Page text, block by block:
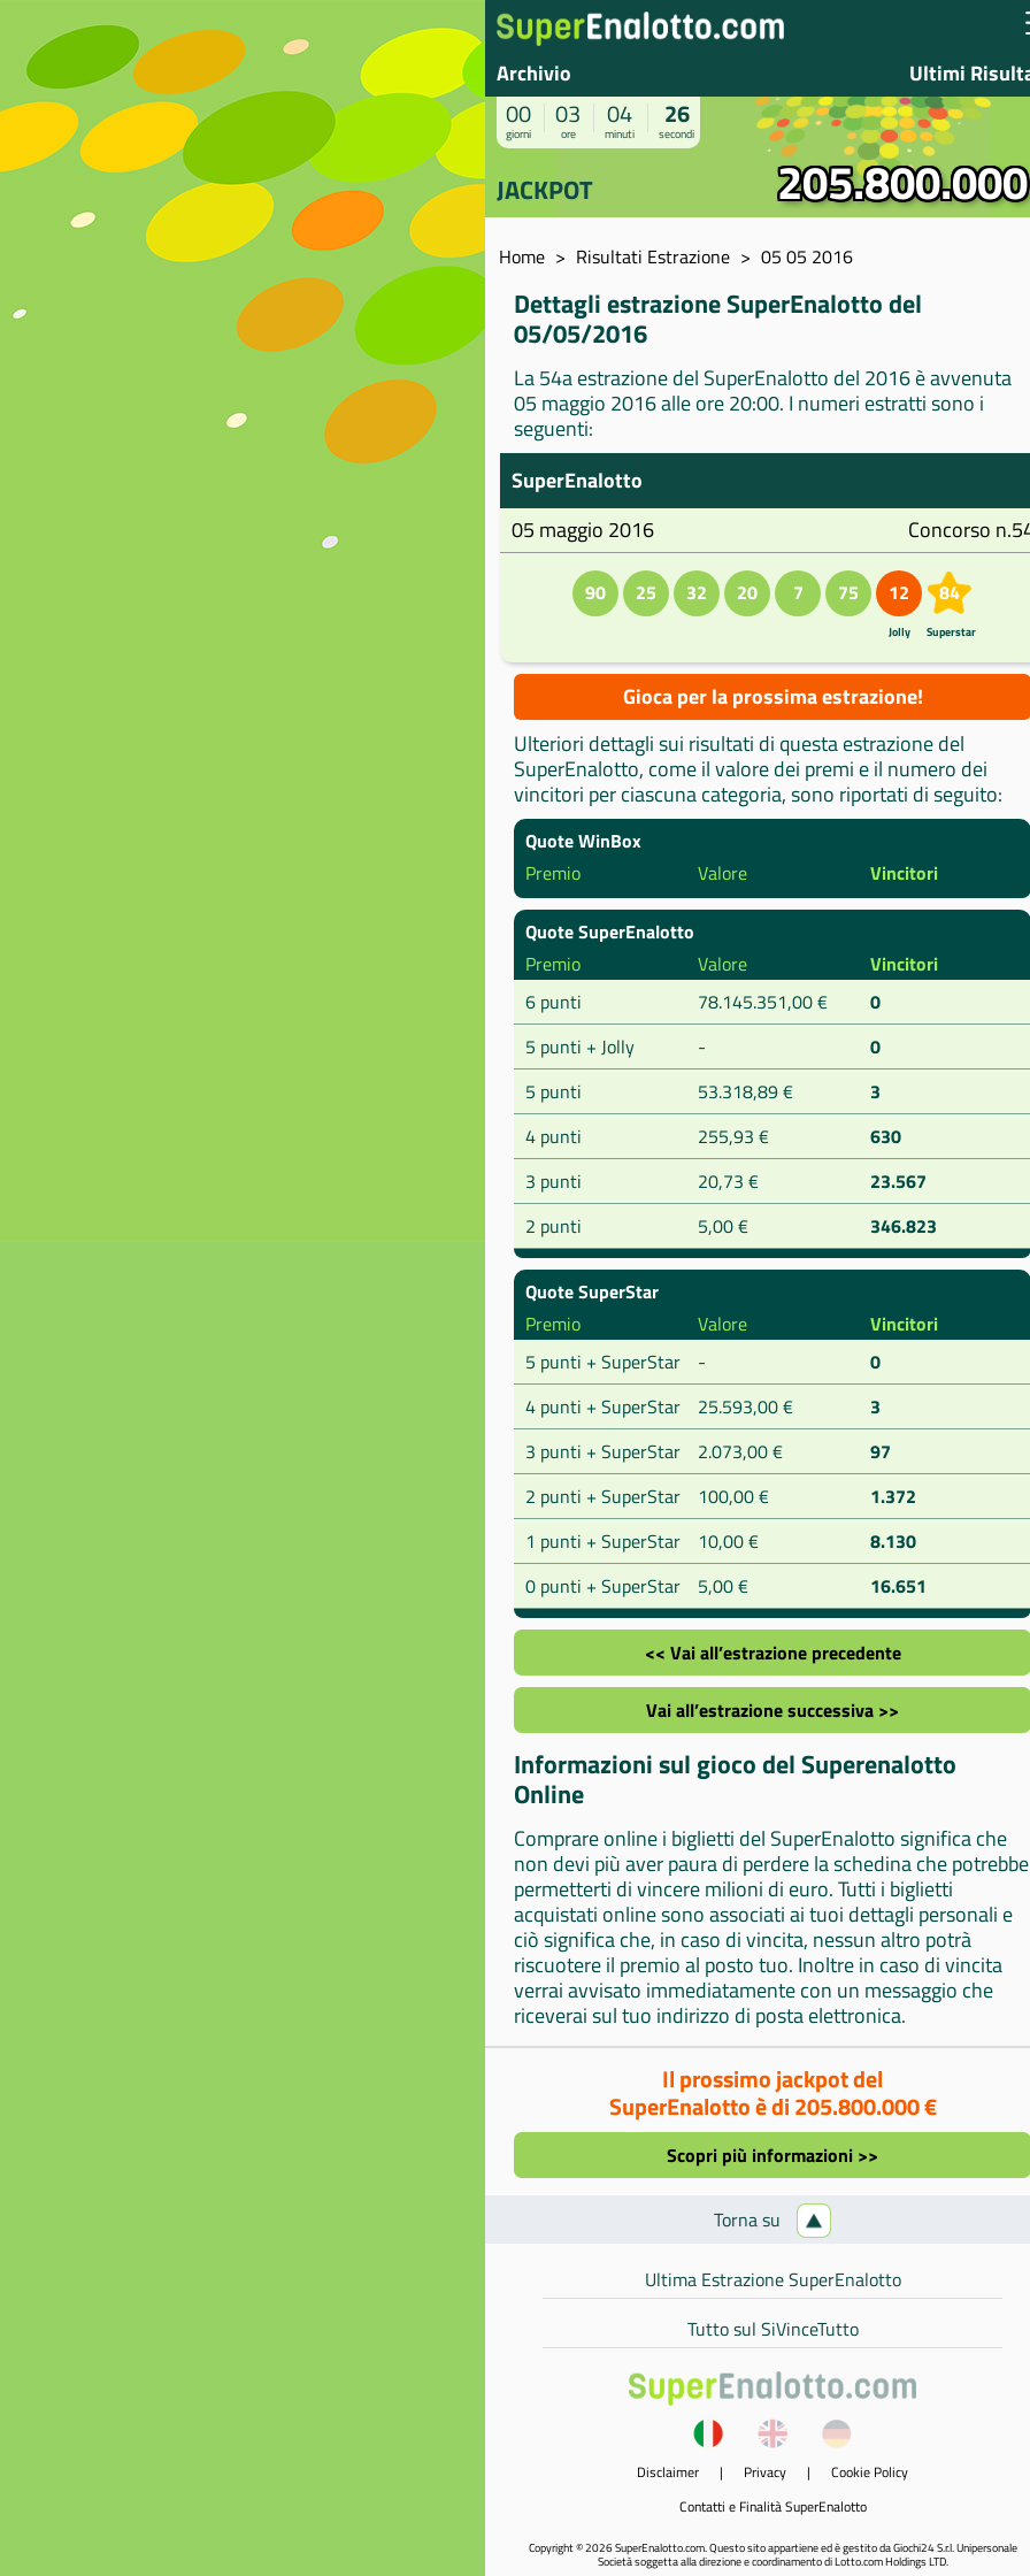
Archivio Ultimi
00
giorni
03
ore
04
minuti
26
secondi
JACKPOT 205.800.000
Home Risultati Estrazione 05 05 2016
Dettagli estrazione SuperEnalotto del
05/05/2016
La 54a estrazione del SuperEnalotto del 2016 è avvenuta
05 maggio 2016 alle ore 20:00. I numeri estratti sono i
seguenti:
SuperEnalotto
05 maggio 2016
Concorso
90 25 32 20 7 75 12
Jolly
84
Superstar
Gioca per la prossima estrazione!
Ulteriori dettagli sui risultati di questa estrazione del
SuperEnalotto, come il valore dei premi e il numero dei
vincitori per ciascuna categoria, sono riportati di seguito:
Quote WinBox
Premio
Valore Vincitori
Quote SuperEnalotto
Premio
Valore
Vincitori
6 punti
78.145.351,00 €
0
5 punti + Jolly
-
0
5 punti
53.318,89 €
3
4 punti
255,93 €
630
3 punti
20,73 €
23.567
2 punti
5,00 € 346.823
Quote SuperStar
Premio
Valore
Vincitori
5 punti + SuperStar
-
0
4 punti + SuperStar
25.593,00 €
3
3 punti + SuperStar
2.073,00 €
97
2 punti + SuperStar
100,00 €
1.372
1 punti + SuperStar
10,00 €
8.130
0 punti + SuperStar
5,00 € 16.651
<< Vai all’estrazione precedente
Vai all’estrazione successiva >>
Informazioni sul gioco del Superenalotto
Online
Comprare online i biglietti del SuperEnalotto significa che
non devi più aver paura di perdere la schedina che potrebbe
permetterti di vincere milioni di euro. Tutti i biglietti
acquistati online sono associati ai tuoi dettagli personali e
ciò significa che, in caso di vincita, nessun altro potrà
riscuotere il premio al posto tuo. Inoltre in caso di vincita
verrai avvisato immediatamente con un messaggio che
riceverai sul tuo indirizzo di posta elettronica.
Il prossimo jackpot del
SuperEnalotto è di 205.800.000 €
Scopri più informazioni >>
Torna su
Ultima Estrazione SuperEnalotto
Tutto sul SiVinceTutto
Disclaimer | Privacy | Cookie Policy
Contatti e Finalità SuperEnalotto
Copyright © 2026 SuperEnalotto.com. Questo sito appartiene ed è gestito da Giochi24 S.r.l. Unipersonale
Società soggetta alla direzione e coordinamento di Lotto.com Holdings LTD.